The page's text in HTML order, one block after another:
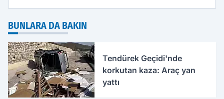
BUNLARA DA BAKIN
Tendürek Geçidi'nde
korkutan kaza: Araç yan
yattı